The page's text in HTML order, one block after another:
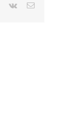
Pinterest
Vk
Correo